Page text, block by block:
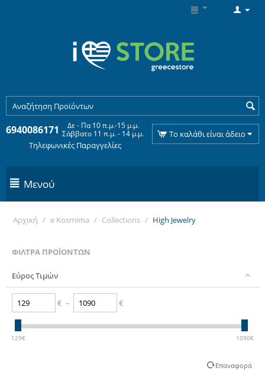
6940086171
Δε - Πα 10 π.μ.-15 μ.μ.
Σάββατο 11 π.μ. - 14 μ.μ.
Τηλεφωνικές Παραγγελίες
Το καλάθι είναι άδειο
Μενού
Αρχική / e Kosmima / Collections / High Jewelry
ΦΊΛΤΡΑ ΠΡΟΪΌΝΤΩΝ
Εύρος Τιμών
€ – €
129€ 1090€
Επαναφορά